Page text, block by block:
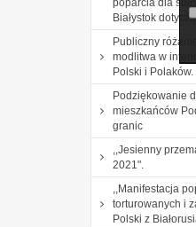
Białystok
Publiczny
modlitwa w
Polski i Polaków.
Podziękowanie
mieszkańców
granic
,,Jesienny
2021".
,,Manifestacja
torturowanych i
Polski z